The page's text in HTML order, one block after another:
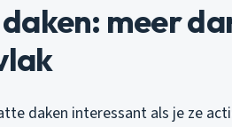
meer
daken interessant als je ze